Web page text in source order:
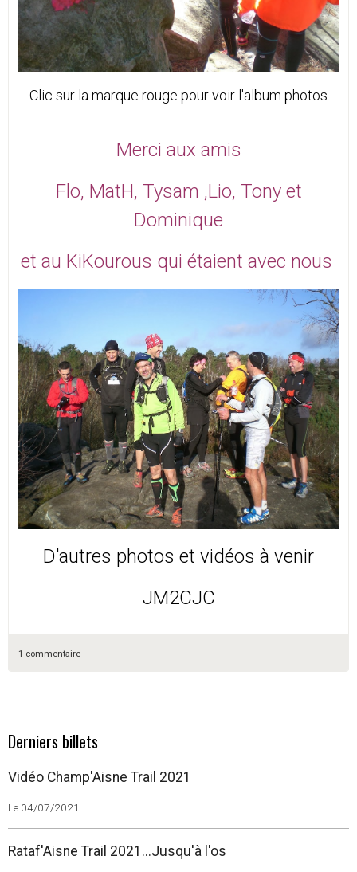
Clic sur la marque rouge pour voir l'album photos
Merci aux amis
Flo, MatH, Tysam ,Lio, Tony et
Dominique
et au KiKourous qui étaient avec nous
D'autres photos et vidéos à venir
JM2CJC
1 commentaire
Derniers billets
Vidéo Champ'Aisne Trail 2021
Le 04/07/2021
Rataf'Aisne Trail 2021...Jusqu'à l'os